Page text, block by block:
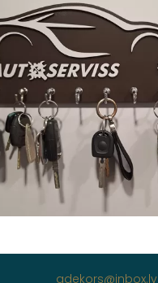
adekors@inbox.lv